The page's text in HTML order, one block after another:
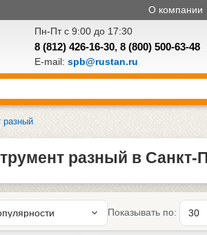
О компании
Пн-Пт с 9:00 до 17:30
8 (812) 426-16-30, 8 (800) 500-63-48
E-mail: spb@rustan.ru
разный
разный в Санкт-
Показывать по: